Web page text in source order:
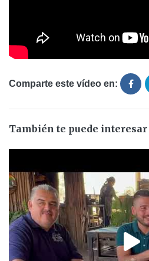
Comparte este vídeo en:
También te puede interesar